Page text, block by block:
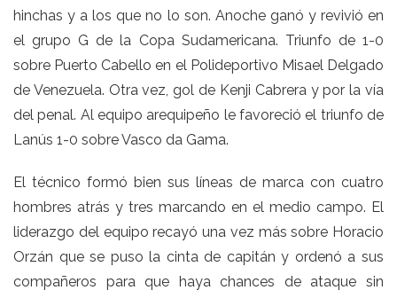
hinchas y a los que no lo son. Anoche ganó y revivió en
el grupo G de la Copa Sudamericana. Triunfo de 1-0
sobre Puerto Cabello en el Polideportivo Misael Delgado
de Venezuela. Otra vez, gol de Kenji Cabrera y por la vía
del penal. Al equipo arequipeño le favoreció el triunfo de
Lanús 1-0 sobre Vasco da Gama.
El técnico formó bien sus líneas de marca con cuatro
hombres atrás y tres marcando en el medio campo. El
liderazgo del equipo recayó una vez más sobre Horacio
Orzán que se puso la cinta de capitán y ordenó a sus
compañeros para que haya chances de ataque sin